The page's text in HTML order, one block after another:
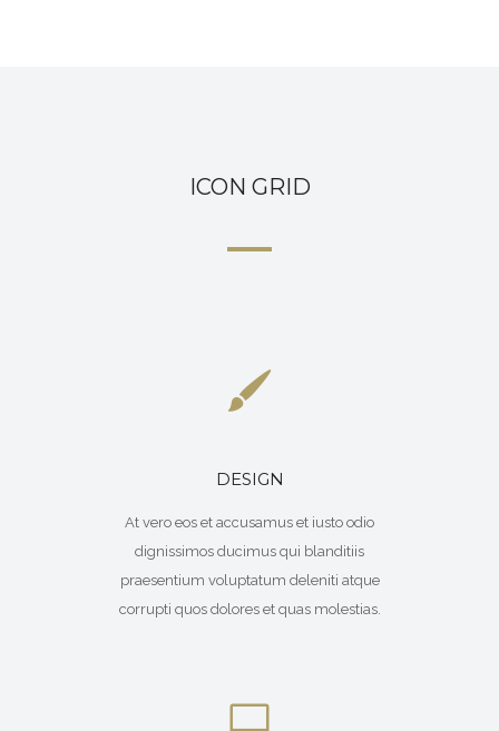
ICON GRID
DESIGN
At vero eos et accusamus et iusto odio
dignissimos ducimus qui blanditiis
praesentium voluptatum deleniti atque
corrupti quos dolores et quas molestias.